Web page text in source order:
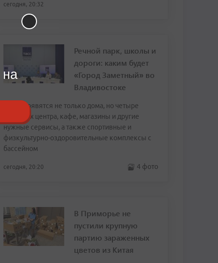
сегодня, 20:32
Речной парк, школы и
дороги: каким будет
«Город Заметный» во
Владивостоке
Здесь появятся не только дома, но четыре
торговых центра, кафе, магазины и другие
нужные сервисы, а также спортивные и
физкультурно-оздоровительные комплексы с
бассейном
сегодня, 20:20 4 фото
В Приморье не
пустили крупную
партию зараженных
цветов из Китая